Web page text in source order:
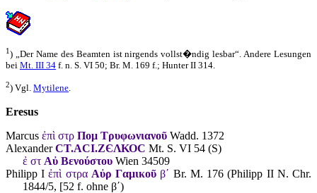
1) „Der Name des Beamten ist nirgends vollst�ndig lesbar“. Andere Lesungen
bei Mt. III 34 f. n. S. VI 50; Br. M. 169 f.; Hunter II 314.
2) Vgl. Mytilene.
Eresus
Marcus ἐπὶ στρ Πομ Τρυφωνιανοῦ Wadd. 1372
AlexanderCΤ.ΑCΙ.ΖЄΛΚΟC Mt. S. VI 54 (S)
ἐ στ Αὐ Βενούστου Wien 34509
Philipp Iἐπὶ στρα Αὐρ Γαμικοῦ βʹ Br. M. 176 (Philipp II N. Chr.
1844/5, [52 f. ohne βʹ)